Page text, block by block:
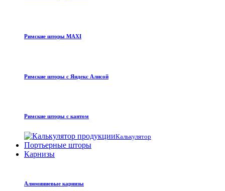
Римские шторы MAXI
Римские шторы с Яндекс Алисой
Римские шторы с кантом
Калькулятор
Портьерные шторы
Карнизы
Алюминиевые карнизы